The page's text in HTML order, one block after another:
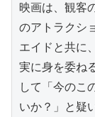
映画は、観客
のアトラクシ
エイドと共に
実に身を委ね
して「今のこ
いか？」と疑